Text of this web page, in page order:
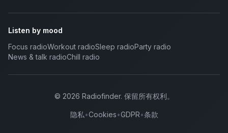
Listen by mood
Focus radioWorkout radioSleep radioParty radio
News & talk radioChill radio
© 2026 Radiofinder. 保留所有权利。
隐私•Cookies•GDPR•条款